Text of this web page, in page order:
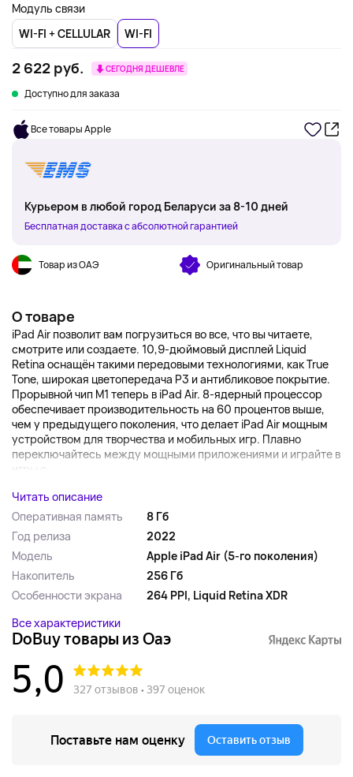
Модуль связи
WI-FI + CELLULAR
WI-FI
2 622 руб. СЕГОДНЯ ДЕШЕВЛЕ
Доступно для заказа
Все товары Apple
Курьером в любой город Беларуси за 8-10 дней
Бесплатная доставка с абсолютной гарантией
Товар из ОАЭ Оригинальный товар
О товаре
iPad Air позволит вам погрузиться во все, что вы читаете,
смотрите или создаете. 10,9-дюймовый дисплей Liquid
Retina оснащён такими передовыми технологиями, как True
Tone, широкая цветопередача P3 и антибликовое покрытие.
Прорывной чип M1 теперь в iPad Air. 8-ядерный процессор
обеспечивает производительность на 60 процентов выше,
чем у предыдущего поколения, что делает iPad Air мощным
устройством для творчества и мобильных игр. Плавно
переключайтесь между мощными приложениями и играйте в
игры с...
Читать описание
Оперативная память
8 Гб
Год релиза
2022
Модель
Apple iPad Air (5-го поколения)
Накопитель
256 Гб
Особенности экрана
264 PPI, Liquid Retina XDR
Все характеристики